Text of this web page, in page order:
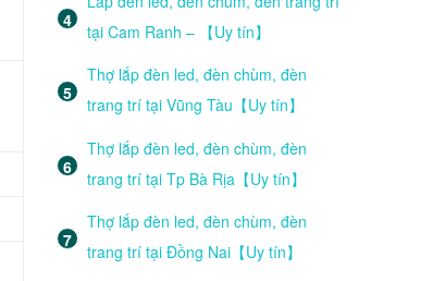
tại Cam Ranh – 【Uy tín】
Thợ lắp đèn led, đèn chùm, đèn
trang trí tại Vũng Tàu【Uy tín】
Thợ lắp đèn led, đèn chùm, đèn
trang trí tại Tp Bà Rịa【Uy tín】
Thợ lắp đèn led, đèn chùm, đèn
trang trí tại Đồng Nai【Uy tín】